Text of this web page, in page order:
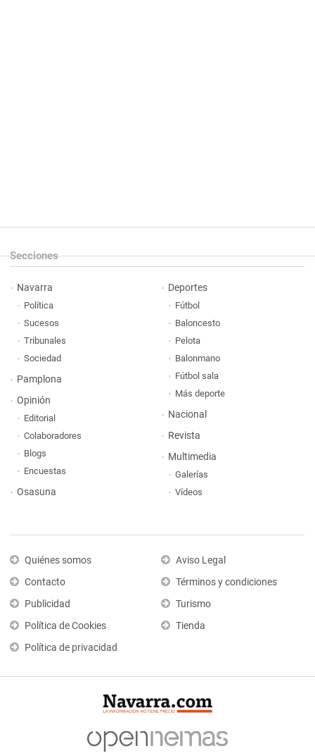
Secciones
Navarra
Política
Sucesos
Tribunales
Sociedad
Pamplona
Opinión
Editorial
Colaboradores
Blogs
Encuestas
Osasuna
Deportes
Fútbol
Baloncesto
Pelota
Balonmano
Fútbol sala
Más deporte
Nacional
Revista
Multimedia
Galerías
Vídeos
Quiénes somos
Contacto
Publicidad
Política de Cookies
Política de privacidad
Aviso Legal
Términos y condiciones
Turismo
Tienda